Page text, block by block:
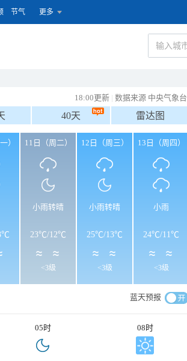
节气 更多
18:00更新 | 数据来源 中央气象台
40天 雷达图
） 11日（周二）
小雨转晴
23℃/12℃
<3级
12日（周三）
小雨转晴
25℃/13℃
<3级
13日（周四）
小雨
24℃/11℃
<3级
蓝天预报
05时 08时